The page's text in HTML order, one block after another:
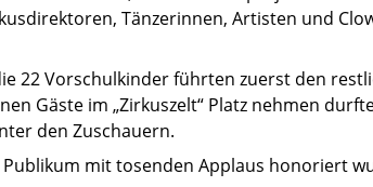
Tänzerinnen, Artisten und
22 Vorschulkinder führten zuerst den
Gäste im „Zirkuszelt“ Platz nehmen
den Zuschauern.
mit tosenden Applaus honoriert